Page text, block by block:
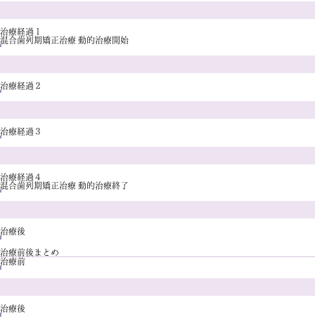
治療経過１
混合歯列期矯正治療 動的治療開始
治療経過２
治療経過３
治療経過４
混合歯列期矯正治療 動的治療終了
治療後
治療前後まとめ
治療前
治療後